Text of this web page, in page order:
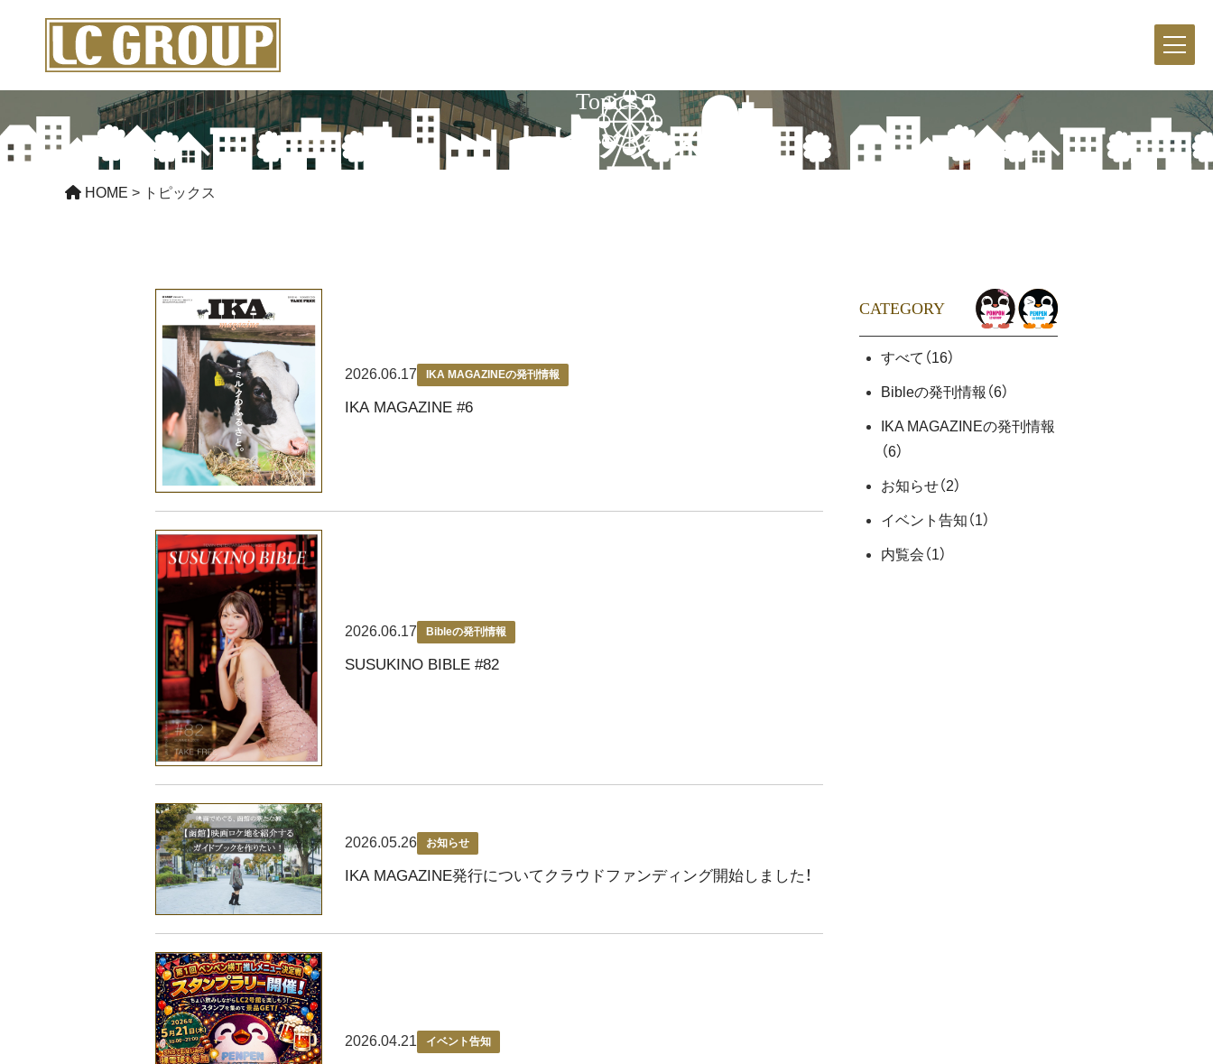
Topics
トピックス
HOME > トピックス
2026.06.17 IKA MAGAZINEの発刊情報
IKA MAGAZINE #6
2026.06.17 Bibleの発刊情報
SUSUKINO BIBLE #82
2026.05.26 お知らせ
IKA MAGAZINE発行についてクラウドファンディング開始しました！
2026.04.21 イベント告知
CATEGORY
すべて （16）
Bibleの発刊情報 （6）
IKA MAGAZINEの発刊情報
（6）
お知らせ（2）
イベント告知 （1）
内覧会 （1）